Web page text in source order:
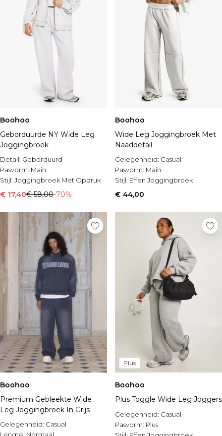
Boohoo
Geborduurde NY Wide Leg
Joggingbroek
Detail: Geborduurd
Pasvorm: Main
Stijl: Joggingbroek Met Opdruk
€ 17,40€ 58,00-70%
Boohoo
Wide Leg Joggingbroek Met
Naaddetail
Gelegenheid: Casual
Pasvorm: Main
Stijl: Effen Joggingbroek
€ 44,00
Boohoo
Premium Gebleekte Wide
Leg Joggingbroek In Grijs
Gelegenheid: Casual
Lengte: Normaal
Plus
Boohoo
Plus Toggle Wide Leg Joggers
Gelegenheid: Casual
Pasvorm: Plus